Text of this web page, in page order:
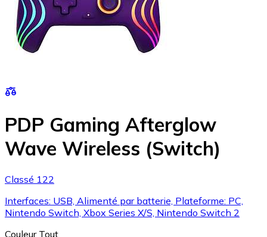
PDP Gaming Afterglow
Wave Wireless (Switch)
Classé 122
Interfaces: USB, Alimenté par batterie, Plateforme: PC,
Nintendo Switch, Xbox Series X/S, Nintendo Switch 2
Couleur Tout